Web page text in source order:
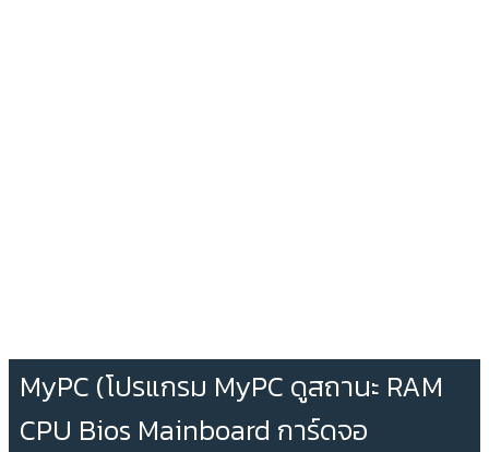
MyPC (โปรแกรม MyPC ดูสถานะ RAM
CPU Bios Mainboard การ์ดจอ